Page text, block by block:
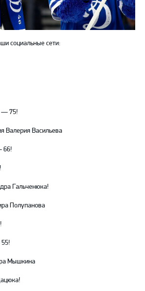
социальные сети:
— 75!
Валерия Васильева
66!
Гальченюка!
Полупанова
Мышкина